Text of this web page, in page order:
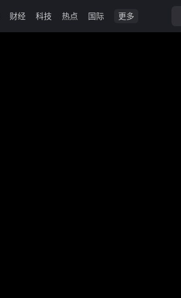
财经 科技 热点 国际 更多